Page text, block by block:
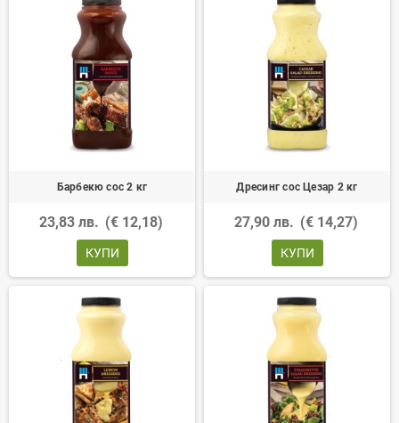
Барбекю сос 2 кг
23,83 лв. (€ 12,18)
КУПИ
Дресинг сос Цезар 2 кг
27,90 лв. (€ 14,27)
КУПИ